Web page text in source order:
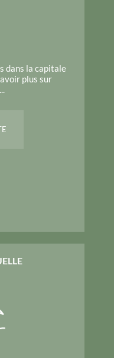
dans la capitale
plus sur